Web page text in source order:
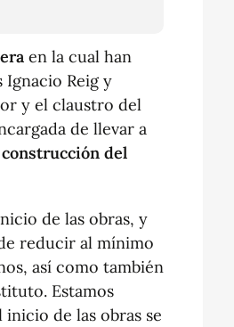
en la cual han
Ignacio Reig y
y el claustro del
de llevar a
del
de las obras, y
reducir al mínimo
así como también
Estamos
de las obras se